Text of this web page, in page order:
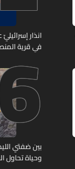
انذار
في قرية
بين ضفتي
وحياة تحاول